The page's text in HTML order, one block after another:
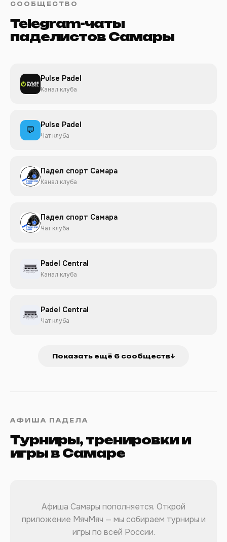
СООБЩЕСТВО
Telegram-чаты
паделистов Самары
Pulse Padel
Канал клуба
💬 Pulse Padel
Чат клуба
Падел спорт Самара
Канал клуба
Падел спорт Самара
Чат клуба
Padel Central
Канал клуба
Padel Central
Чат клуба
Показать ещё 6 сообществ↓
АФИША ПАДЕЛА
Турниры, тренировки и
игры в Самаре
Афиша Самары пополняется. Открой
приложение МячМяч — мы собираем турниры и
игры по всей России.